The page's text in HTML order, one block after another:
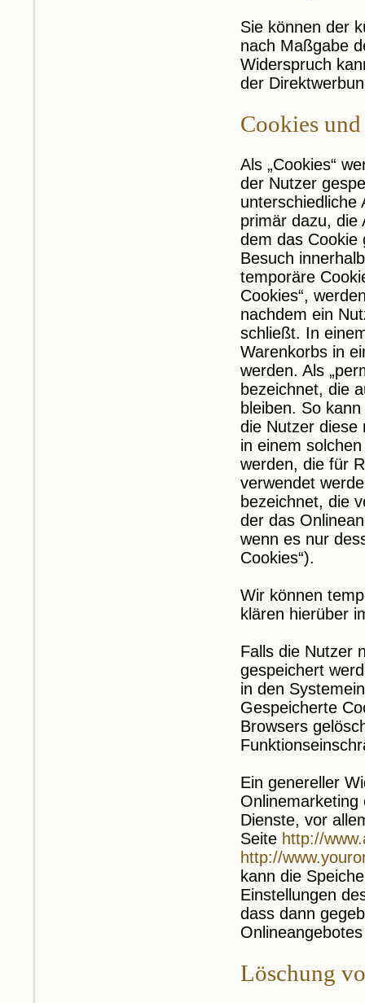
Sie können der
nach Maßgabe
Widerspruch
der
Cookies
Als „Cookies“
der Nutzer
unterschiedliche
primär dazu, die
dem das Cookie
Besuch
temporäre
Cookies“,
nachdem ein
schließt. In
Warenkorbs in
werden. Als
bezeichnet, die
bleiben. So
die Nutzer diese
in einem
werden, die für
verwendet
bezeichnet, die
der das
wenn es nur
Cookies“).
Wir können
klären hierüber
Falls die Nutzer
gespeichert
in den
Gespeicherte
Browsers
Ein genereller
Onlinemarketing
Dienste, vor
Seite http://
http://
kann die
Einstellungen
dass dann
Löschung